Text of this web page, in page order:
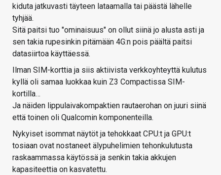
kiduta jatkuvasti täyteen lataamalla tai päästä lähelle
tyhjää.
Sitä paitsi tuo "ominaisuus" on ollut siinä jo alusta asti ja
sen takia rupesinkin pitämään 4G:n pois päältä paitsi
datasiirtoa käyttäessä.
Ilman SIM-korttia ja siis aktiivista verkkoyhteyttä kulutus
kyllä oli samaa luokkaa kuin Z3 Compactissa SIM-
kortilla…
Ja näiden lippulaivakompaktien rautaerohan on juuri siinä
että toinen oli Qualcomin komponenteilla.
Nykyiset isommat näytöt ja tehokkaat CPU:t ja GPU:t
tosiaan ovat nostaneet älypuhelimien tehonkulutusta
raskaammassa käytössä ja senkin takia akkujen
kapasiteettia on kasvatettu.